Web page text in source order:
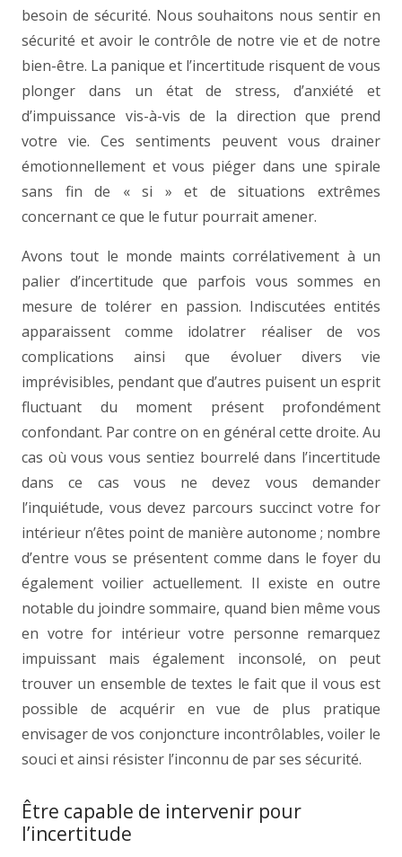
besoin de sécurité. Nous souhaitons nous sentir en
sécurité et avoir le contrôle de notre vie et de notre
bien-être. La panique et l’incertitude risquent de vous
plonger dans un état de stress, d’anxiété et
d’impuissance vis-à-vis de la direction que prend
votre vie. Ces sentiments peuvent vous drainer
émotionnellement et vous piéger dans une spirale
sans fin de « si » et de situations extrêmes
concernant ce que le futur pourrait amener.
Avons tout le monde maints corrélativement à un
palier d’incertitude que parfois vous sommes en
mesure de tolérer en passion. Indiscutées entités
apparaissent comme idolatrer réaliser de vos
complications ainsi que évoluer divers vie
imprévisibles, pendant que d’autres puisent un esprit
fluctuant du moment présent profondément
confondant. Par contre on en général cette droite. Au
cas où vous vous sentiez bourrelé dans l’incertitude
dans ce cas vous ne devez vous demander
l’inquiétude, vous devez parcours succinct votre for
intérieur n’êtes point de manière autonome ; nombre
d’entre vous se présentent comme dans le foyer du
également voilier actuellement. Il existe en outre
notable du joindre sommaire, quand bien même vous
en votre for intérieur votre personne remarquez
impuissant mais également inconsolé, on peut
trouver un ensemble de textes le fait que il vous est
possible de acquérir en vue de plus pratique
envisager de vos conjoncture incontrôlables, voiler le
souci et ainsi résister l’inconnu de par ses sécurité.
Être capable de intervenir pour
l’incertitude